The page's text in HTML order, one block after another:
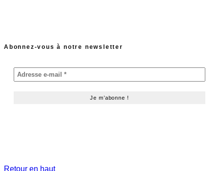
Abonnez-vous à notre newsletter
Retour en haut